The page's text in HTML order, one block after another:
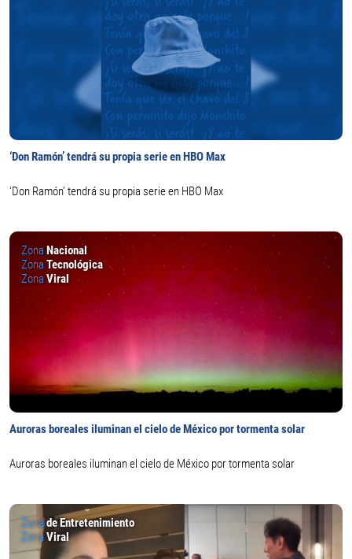
‘Don Ramón’ tendrá su propia serie en HBO Max
‘Don Ramón’ tendrá su propia serie en HBO Max
Zona Nacional
Zona Tecnológica
Zona Viral
Auroras boreales iluminan el cielo de México por tormenta solar
Auroras boreales iluminan el cielo de México por tormenta solar
Zonade Entretenimiento
Zona Viral